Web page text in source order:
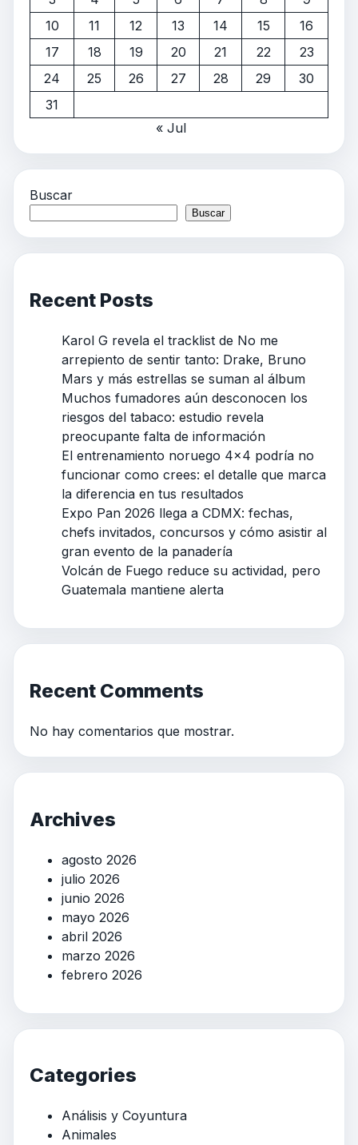
10
11 12 13 14 15
16
17
18 19 20 21 22
23
24
25 26 27 28 29
30
31
« Jul
Buscar
Buscar
Recent Posts
Karol G revela el tracklist de No me
arrepiento de sentir tanto: Drake, Bruno
Mars y más estrellas se suman al álbum
Muchos fumadores aún desconocen los
riesgos del tabaco: estudio revela
preocupante falta de información
El entrenamiento noruego 4×4 podría no
funcionar como crees: el detalle que marca
la diferencia en tus resultados
Expo Pan 2026 llega a CDMX: fechas,
chefs invitados, concursos y cómo asistir al
gran evento de la panadería
Volcán de Fuego reduce su actividad, pero
Guatemala mantiene alerta
Recent Comments
No hay comentarios que mostrar.
Archives
agosto 2026
julio 2026
junio 2026
mayo 2026
abril 2026
marzo 2026
febrero 2026
Categories
Análisis y Coyuntura
Animales